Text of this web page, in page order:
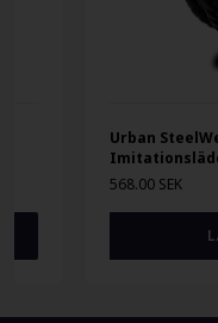
Urban
568.00 SEK